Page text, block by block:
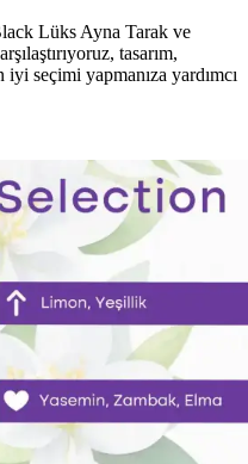
Lüks Ayna Tarak ve
tasarım,
seçimi yapmanıza yardımcı